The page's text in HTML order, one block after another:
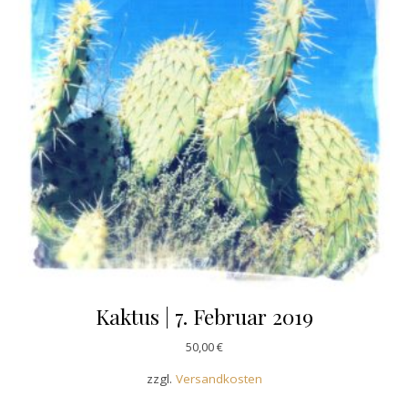
Kaktus | 7. Februar 2019
50,00€
zzgl. Versandkosten